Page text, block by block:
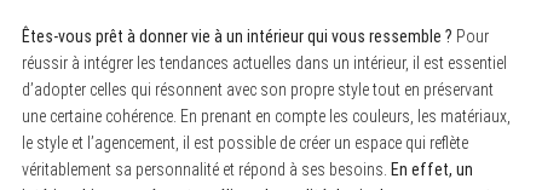
Êtes-vous prêt à donner vie à un intérieur qui vous ressemble ? Pour
réussir à intégrer les tendances actuelles dans un intérieur, il est essentiel
d’adopter celles qui résonnent avec son propre style tout en préservant
une certaine cohérence. En prenant en compte les couleurs, les matériaux,
le style et l’agencement, il est possible de créer un espace qui reflète
véritablement sa personnalité et répond à ses besoins. En effet, un